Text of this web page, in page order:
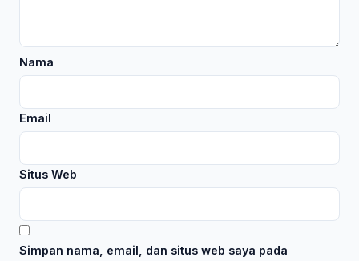
Nama
Email
Situs Web
Simpan nama, email, dan situs web saya pada